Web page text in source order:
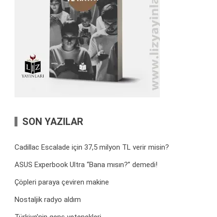
SON YAZILAR
Cadillac Escalade için 37,5 milyon TL verir misin?
ASUS Experbook Ultra “Bana mısın?” demedi!
Çöpleri paraya çeviren makine
Nostaljik radyo aldım